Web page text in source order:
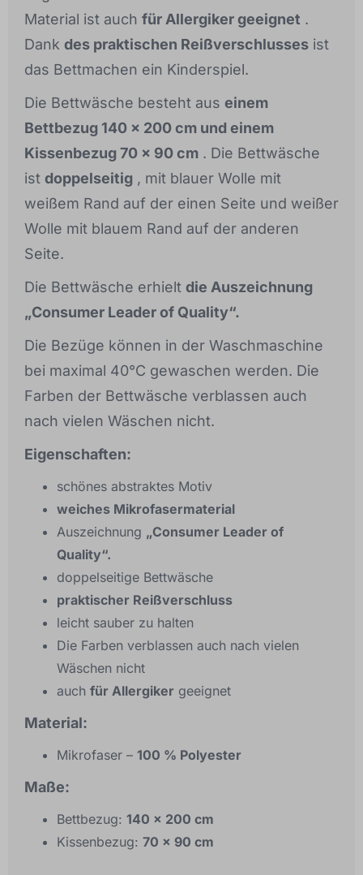
Material ist auch für Allergiker geeignet .
Dank des praktischen Reißverschlusses ist
das Bettmachen ein Kinderspiel.
Die Bettwäsche besteht aus einem
Bettbezug 140 x 200 cm und einem
Kissenbezug 70 x 90 cm . Die Bettwäsche
ist doppelseitig , mit blauer Wolle mit
weißem Rand auf der einen Seite und weißer
Wolle mit blauem Rand auf der anderen
Seite.
Die Bettwäsche erhielt die Auszeichnung
„Consumer Leader of Quality“.
Die Bezüge können in der Waschmaschine
bei maximal 40°C gewaschen werden. Die
Farben der Bettwäsche verblassen auch
nach vielen Wäschen nicht.
Eigenschaften:
schönes abstraktes Motiv
weiches Mikrofasermaterial
Auszeichnung „Consumer Leader of
Quality“.
doppelseitige Bettwäsche
praktischer Reißverschluss
leicht sauber zu halten
Die Farben verblassen auch nach vielen
Wäschen nicht
auch für Allergiker geeignet
Material:
Mikrofaser – 100 % Polyester
Maße:
Bettbezug: 140 x 200 cm
Kissenbezug: 70 x 90 cm